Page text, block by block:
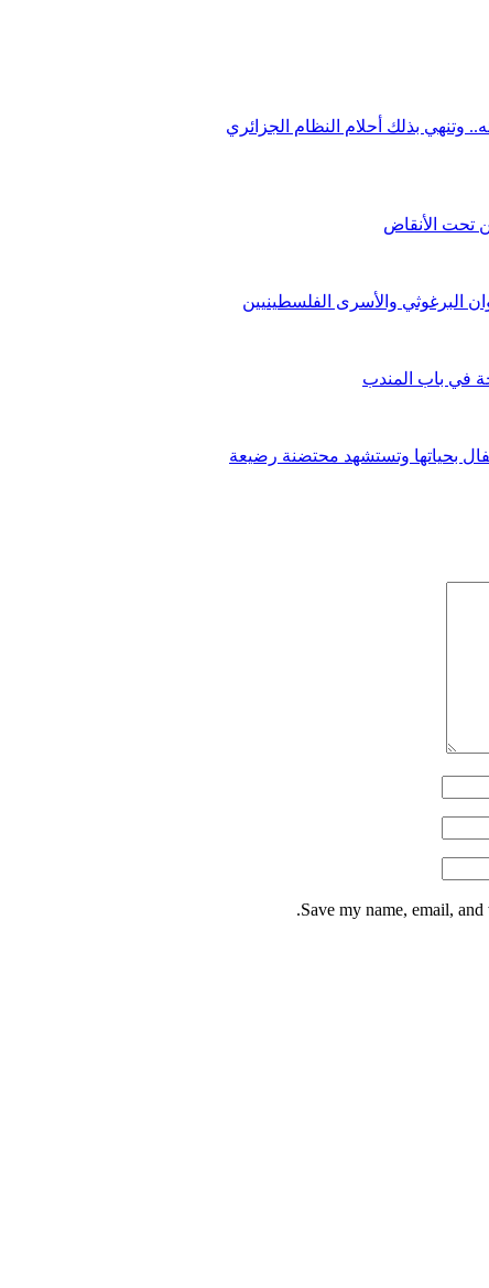
وتنهي بذلك أحلام النظام الجزائري
البرغوثي والأسرى الفلسطينيين
في باب المندب
بحياتها وتستشهد محتضنة رضيعة
Save my name, email,